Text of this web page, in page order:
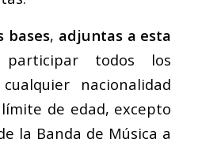
bases, adjuntas a esta
todos los
nacionalidad
de edad, excepto
la Banda de Música a